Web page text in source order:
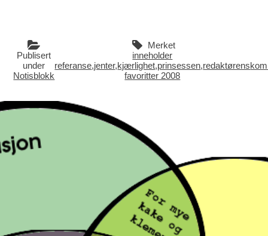
Publisert
under
Notisblokk
Merket
inneholder
referanse,jenter,kjærlighet,prinsessen,redaktørens
favoritter 2008